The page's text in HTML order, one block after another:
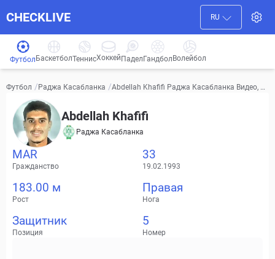
CHECKLIVE RU
Футбол БаскетболТеннисХоккей ПаделГандбол Волейбол
Футбол / Раджа Касабланка /Abdellah Khafifi Раджа Касабланка Видео, тр
Abdellah Khafifi
Раджа Касабланка
MAR
Гражданство
33
19.02.1993
183.00 м
Рост
Правая
Нога
Защитник
Позиция
5
Номер